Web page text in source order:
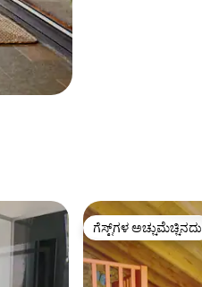
ಗೆಸ್ಟ್‌ಗಳ ಅಚ್ಚುಮೆಚ್ಚಿನದು
ಗೆಸ್ಟ್‌ಗಳ ಅಚ್ಚುಮೆಚ್ಚಿನದು